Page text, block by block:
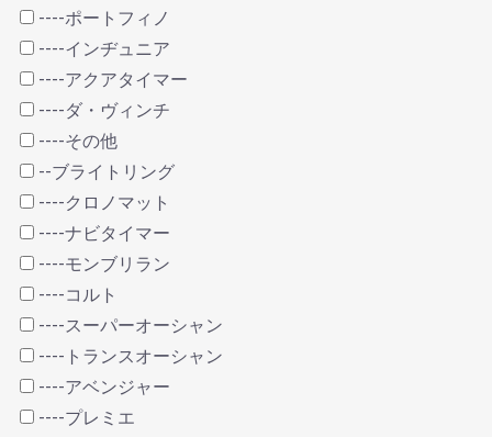
----ポートフィノ
----インヂュニア
----アクアタイマー
----ダ・ヴィンチ
----その他
--ブライトリング
----クロノマット
----ナビタイマー
----モンブリラン
----コルト
----スーパーオーシャン
----トランスオーシャン
----アベンジャー
----プレミエ